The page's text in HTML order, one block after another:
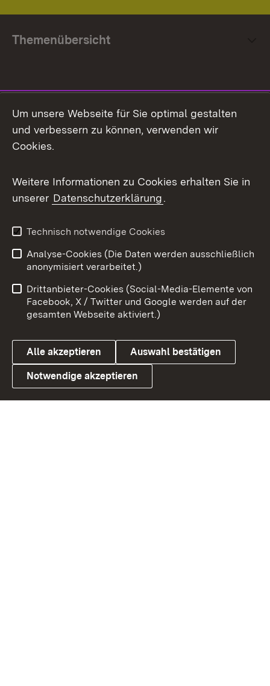
Themenübersicht
Facebook
X / Twitter
Youtube
Link zum Landesportal
Impressum
Kontakt
Barrierefreiheit
Datenschutz
Cookies
Um unsere Webseite für Sie optimal gestalten
und verbessern zu können, verwenden wir
Cookies.
Weitere Informationen zu Cookies erhalten Sie in
unserer Datenschutzerklärung.
Technisch notwendige Cookies
Analyse-Cookies (Die Daten werden ausschließlich
anonymisiert verarbeitet.)
Drittanbieter-Cookies (Social-Media-Elemente von
Facebook, X / Twitter und Google werden auf der
gesamten Webseite aktiviert.)
Alle akzeptieren Auswahl bestätigen
Notwendige akzeptieren